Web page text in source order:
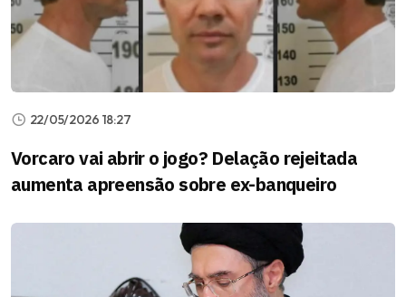
22/05/2026 18:27
Vorcaro vai abrir o jogo? Delação rejeitada
aumenta apreensão sobre ex-banqueiro